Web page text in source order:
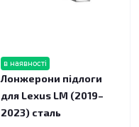
в наявності
Лонжерони підлоги
для Lexus LM (2019–
2023) сталь